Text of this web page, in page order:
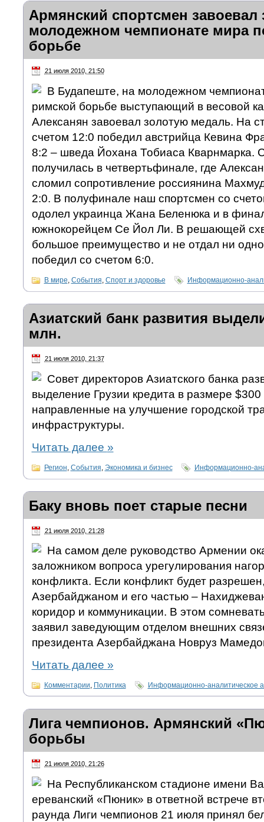
Армянский спортсмен завоевал
молодежном чемпионате мира
борьбе
21 июля 2010, 21:50
В Будапеште, на молодежном
римской борьбе выступающий в весовой
Алексанян завоевал золотую медаль. На
счетом 12:0 победил австрийца Кевина
8:2 – шведа Йохана Тобиаса Кварнмарка.
получилась в четвертьфинале, где
сломил сопротивление россиянина
2:0. В полуфинале наш спортсмен со
одолел украинца Жана Беленюка и в
южнокорейцем Се Йол Ли. В решающей
большое преимущество и не отдал ни
победил со счетом 6:0.
В мире, События, Спорт и здоровье Информационно-
Азиатский банк развития
млн.
21 июля 2010, 21:37
Совет директоров Азиатского банка
выделение Грузии кредита в размере
направленные на улучшение городской
инфраструктуры.
Читать далее »
Регион События Экономика и бизнес Информационно-
Баку вновь поет старые песни
21 июля 2010, 21:28
На самом деле руководство Армении
заложником вопроса урегулирования
конфликта. Если конфликт будет
Азербайджаном и его частью –
коридор и коммуникации. В этом
заявил заведующим отделом внешних
президента Азербайджана Новруз
Читать далее »
Комментарии, Политика Информационно-аналитическое
Лига чемпионов. Армянский
борьбы
21 июля 2010, 21:26
На Республиканском стадионе имени
ереванский «Пюник» в ответной встрече
раунда Лиги чемпионов 21 июля принял